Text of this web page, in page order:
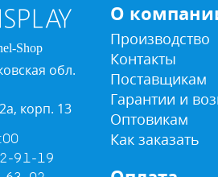
Shop
обл.
корп. 13
91-19
О
Производство
Контакты
Поставщикам
Гарантии и
Оптовикам
Как заказать